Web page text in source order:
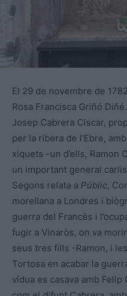
El 29 de novembre de
Rosa Francisca Griñó
Josep Cabrera Ciscar,
per la ribera de l’Ebre,
xiquets -un d’ells, Ramon
un important general
Segons relata a Públic,
morellana a Londres i
guerra del Francès i
fugir a Vinaròs, on va
seus tres fills -Ramon, i
Tortosa en acabar la
vídua es casava amb